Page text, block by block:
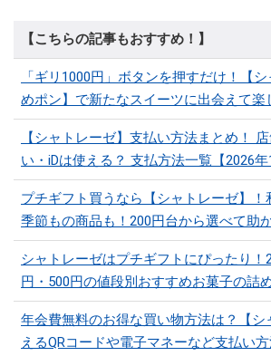
【こちらの記事もおすすめ！】
「ギリ1000円」ボタンを押すだけ！【
めポン】で新たなスイーツに出会えて楽
【シャトレーゼ】支払い方法まとめ！
い・iDは使える？ 支払方法一覧【2026年
プチギフト買うなら【シャトレーゼ】！
季節もの商品も！200円台から選べて助
シャトレーゼはプチギフトにぴったり！
円・500円の値段別おすすめお菓子の詰
年会費無料のお得な買い物方法は？【シ
えるQRコードや電子マネーなど支払い